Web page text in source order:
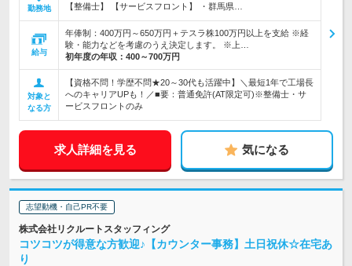
勤務地
【整備士】 【サービスフロント】 ・群馬県…
給与
年俸制：400万円～650万円＋テスラ株100万円以上を支給 ※経
験・能力などを考慮のうえ決定します。 ※上…
初年度の年収： 400～700万円
対象と
なる方
【資格不問！学歴不問★20～30代も活躍中】＼最短1年で工場長
へのキャリアUPも！／■要：普通免許(AT限定可)※整備士・サ
ービスフロントのみ
求人詳細を見る 気になる
志望動機・自己PR不要
株式会社リクルートスタッフィング
コツコツが得意な方歓迎♪【カウンター事務】土日祝休☆在宅あ
り